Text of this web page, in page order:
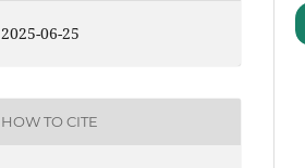
2025-06-25
HOW TO CITE